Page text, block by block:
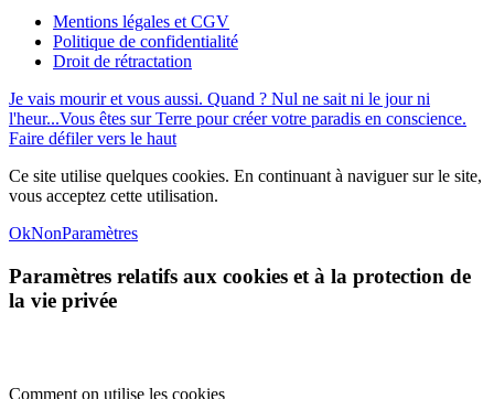
Mentions légales et CGV
Politique de confidentialité
Droit de rétractation
Je vais mourir et vous aussi. Quand ? Nul ne sait ni le jour ni
l'heur...Vous êtes sur Terre pour créer votre paradis en conscience.
Faire défiler vers le haut
Ce site utilise quelques cookies. En continuant à naviguer sur le site,
vous acceptez cette utilisation.
OkNonParamètres
Paramètres relatifs aux cookies et à la protection de
la vie privée
Comment on utilise les cookies